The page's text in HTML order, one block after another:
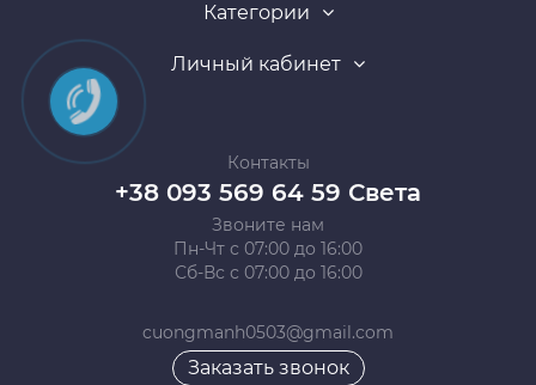
Категории
Личный кабинет
Контакты
+38 093 569 64 59 Света
Звоните нам
Пн-Чт с 07:00 до 16:00
Сб-Вс с 07:00 до 16:00
cuongmanh0503@gmail.com
Заказать звонок